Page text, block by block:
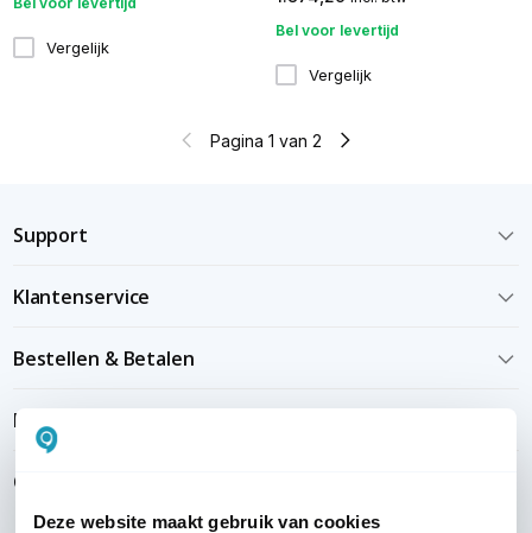
Deze website maakt gebruik van cookies
Vergelijk
Bel voor levertijd
Vergelijk
Pagina 1 van 2
Support
Klantenservice
Bestellen & Betalen
Bezorgen & installeren
Over KommaGo